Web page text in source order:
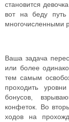
становится
вот на беду
многочисленными
Ваша задача
или более
тем самым
проходить
бонусов,
конфеток. Во
ходов на